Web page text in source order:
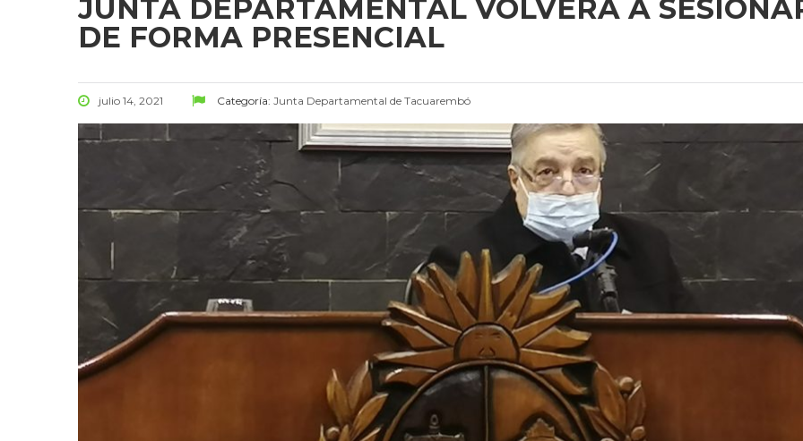
JUNTA DEPARTAMENTAL VOLVERÁ A
DE FORMA PRESENCIAL
julio 14, 2021 Categoría: Junta Departamental de Tacuarembó